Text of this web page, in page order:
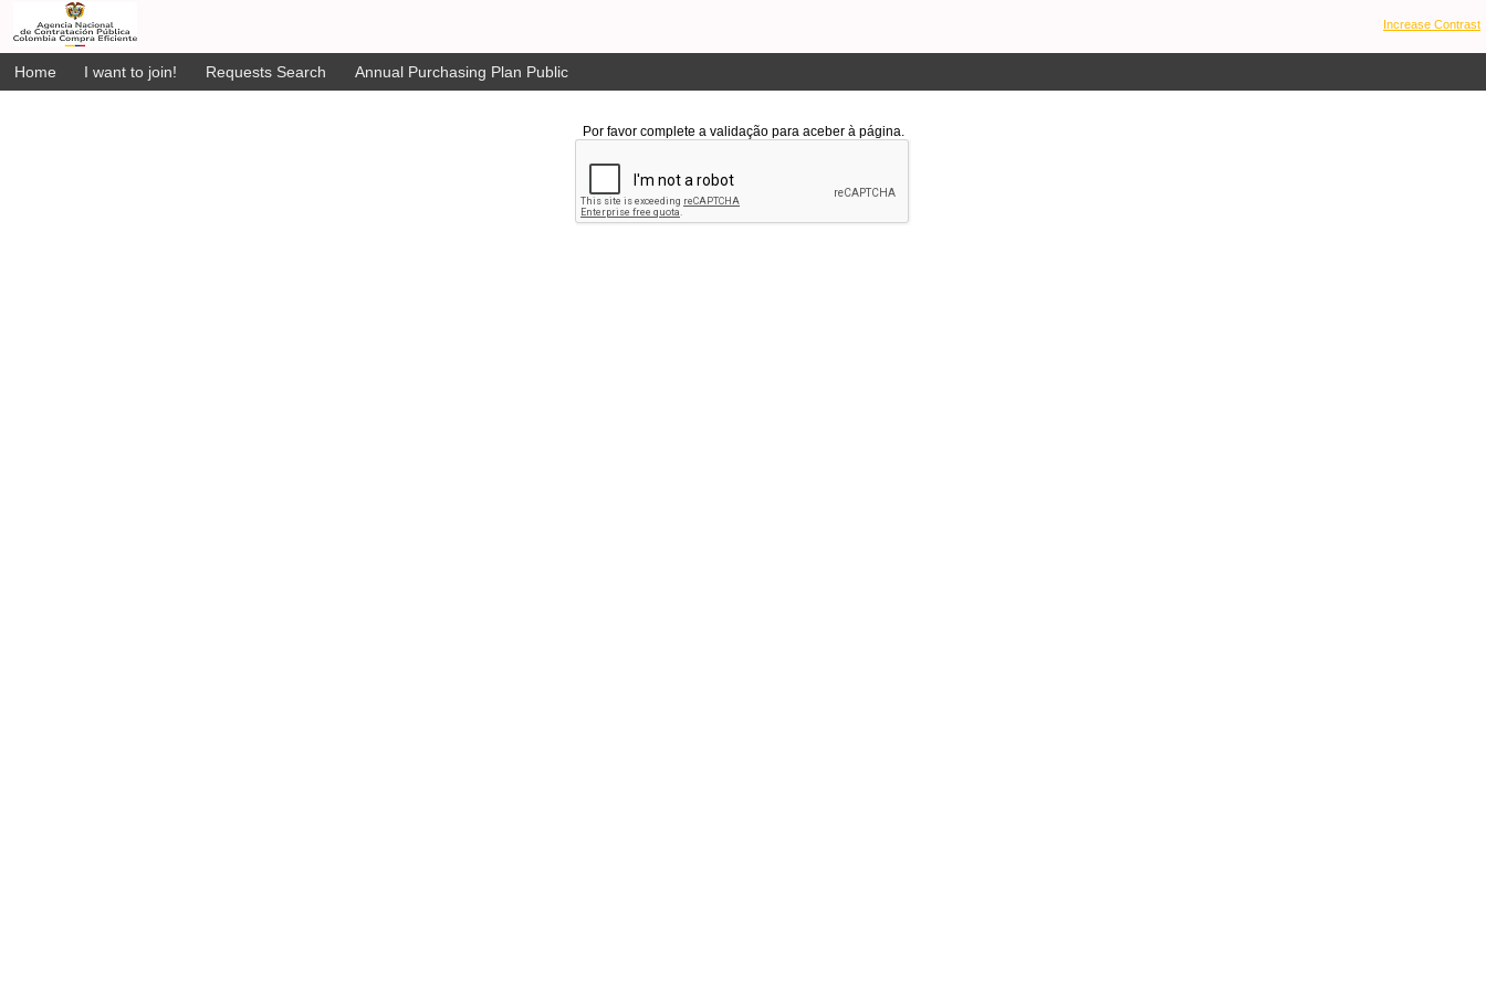
Increase Contrast
Home I want to join! Requests Search Annual Purchasing Plan Public
Por favor complete a validação para aceber à página.